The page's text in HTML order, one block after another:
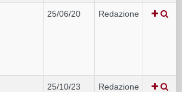
25/06/20 Redazione
25/10/23 Redazione